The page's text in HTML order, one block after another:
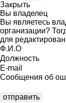
Закрыть
Вы владелец
Вы являетесь
организации?
для
Ф.И.О
Должность
E-mail
Сообщения об